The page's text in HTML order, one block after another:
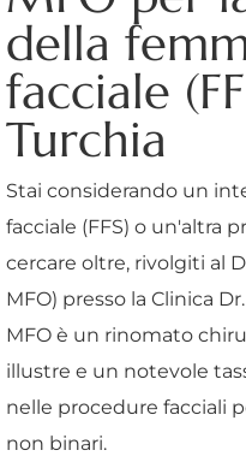
della
facciale
Turchia
Stai considerando un
facciale (FFS) o un'altra
cercare oltre, rivolgiti al
MFO) presso la Clinica
MFO è un rinomato
illustre e un notevole
nelle procedure facciali
non binari.